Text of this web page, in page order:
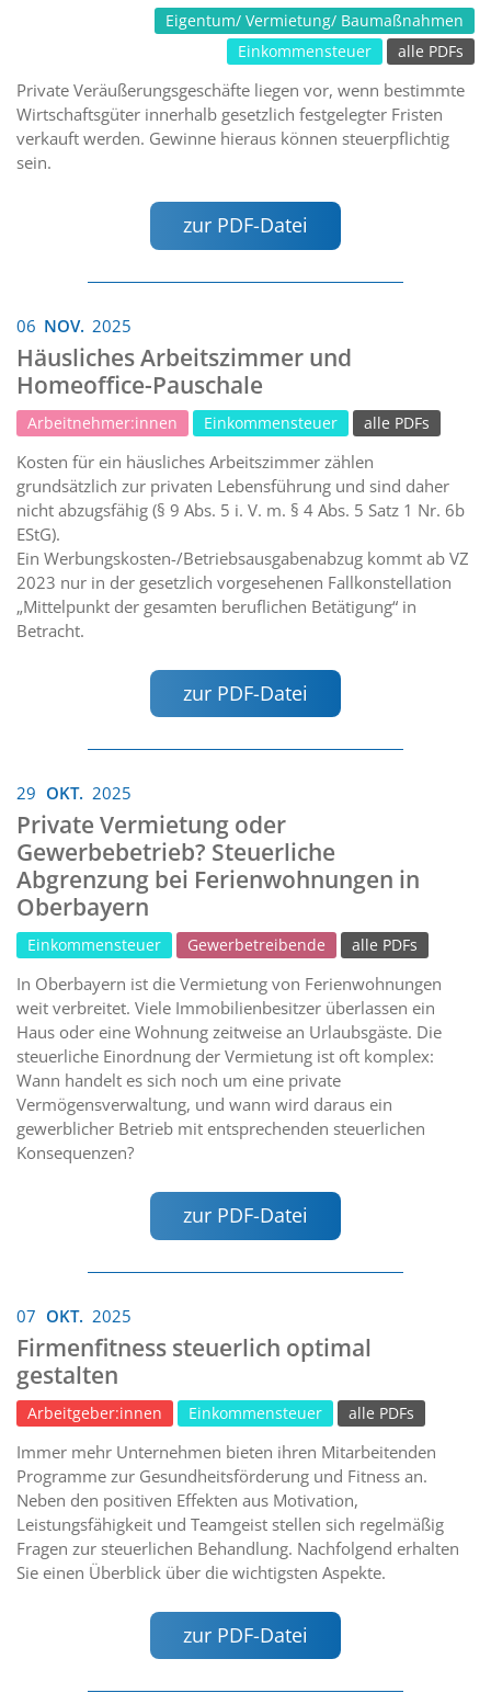
Eigentum/ Vermietung/ Baumaßnahmen
Einkommensteuer
alle PDFs
Private Veräußerungsgeschäfte liegen vor, wenn bestimmte
Wirtschaftsgüter innerhalb gesetzlich festgelegter Fristen
verkauft werden. Gewinne hieraus können steuerpflichtig
sein.
zur PDF-Datei
06 NOV. 2025
Häusliches Arbeitszimmer und
Homeoffice-Pauschale
Arbeitnehmer:innen Einkommensteuer alle PDFs
Kosten für ein häusliches Arbeitszimmer zählen
grundsätzlich zur privaten Lebensführung und sind daher
nicht abzugsfähig (§ 9 Abs. 5 i. V. m. § 4 Abs. 5 Satz 1 Nr. 6b
EStG).
Ein Werbungskosten-/Betriebsausgabenabzug kommt ab VZ
2023 nur in der gesetzlich vorgesehenen Fallkonstellation
„Mittelpunkt der gesamten beruflichen Betätigung“ in
Betracht.
zur PDF-Datei
29 OKT. 2025
Private Vermietung oder
Gewerbebetrieb? Steuerliche
Abgrenzung bei Ferienwohnungen in
Oberbayern
Einkommensteuer Gewerbetreibende alle PDFs
In Oberbayern ist die Vermietung von Ferienwohnungen
weit verbreitet. Viele Immobilienbesitzer überlassen ein
Haus oder eine Wohnung zeitweise an Urlaubsgäste. Die
steuerliche Einordnung der Vermietung ist oft komplex:
Wann handelt es sich noch um eine private
Vermögensverwaltung, und wann wird daraus ein
gewerblicher Betrieb mit entsprechenden steuerlichen
Konsequenzen?
zur PDF-Datei
07 OKT. 2025
Firmenfitness steuerlich optimal
gestalten
Arbeitgeber:innen Einkommensteuer alle PDFs
Immer mehr Unternehmen bieten ihren Mitarbeitenden
Programme zur Gesundheitsförderung und Fitness an.
Neben den positiven Effekten aus Motivation,
Leistungsfähigkeit und Teamgeist stellen sich regelmäßig
Fragen zur steuerlichen Behandlung. Nachfolgend erhalten
Sie einen Überblick über die wichtigsten Aspekte.
zur PDF-Datei